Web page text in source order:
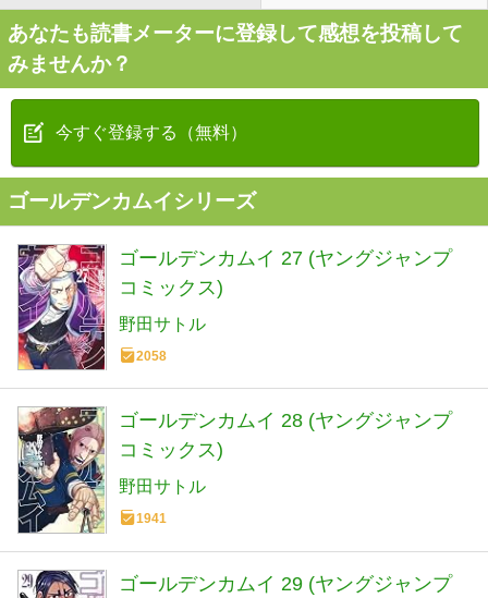
あなたも読書メーターに登録して感想を投稿して
みませんか？
今すぐ登録する（無料）
ゴールデンカムイシリーズ
ゴールデンカムイ 27 (ヤングジャンプ
コミックス)
野田サトル
2058
ゴールデンカムイ 28 (ヤングジャンプ
コミックス)
野田サトル
1941
ゴールデンカムイ 29 (ヤングジャンプ